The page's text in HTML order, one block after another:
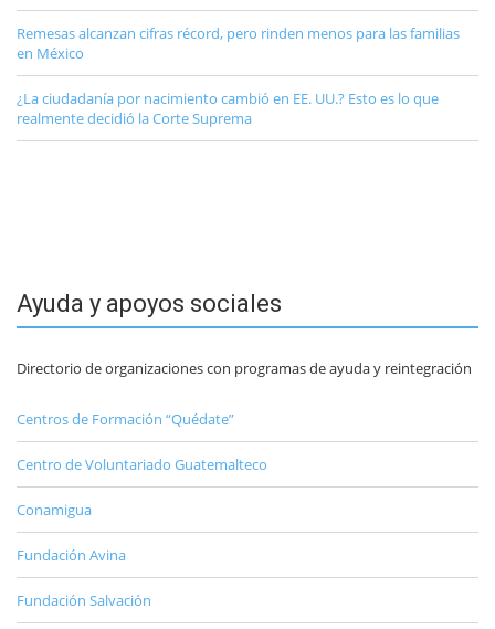
Remesas alcanzan cifras récord, pero rinden menos para las familias
en México
¿La ciudadanía por nacimiento cambió en EE. UU.? Esto es lo que
realmente decidió la Corte Suprema
Ayuda y apoyos sociales
Directorio de organizaciones con programas de ayuda y reintegración
Centros de Formación “Quédate”
Centro de Voluntariado Guatemalteco
Conamigua
Fundación Avina
Fundación Salvación